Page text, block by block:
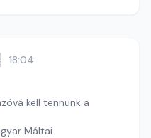
18:04
kell tennünk a
Máltai